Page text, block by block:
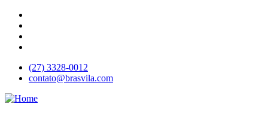
(27) 3328-0012
contato@brasvila.com